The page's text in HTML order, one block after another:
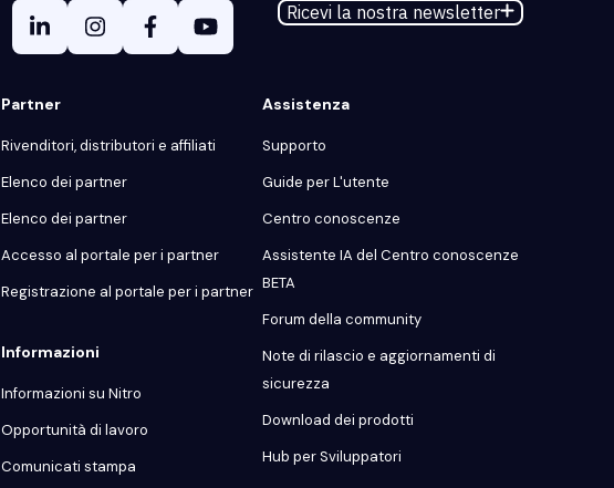
Ricevi la nostra newsletter
Partner
Rivenditori, distributori e affiliati
Elenco dei partner
Elenco dei partner
Accesso al portale per i partner
Registrazione al portale per i partner
Informazioni
Informazioni su Nitro
Opportunità di lavoro
Comunicati stampa
Assistenza
Supporto
Guide per L'utente
Centro conoscenze
Assistente IA del Centro conoscenze
BETA
Forum della community
Note di rilascio e aggiornamenti di
sicurezza
Download dei prodotti
Hub per Sviluppatori